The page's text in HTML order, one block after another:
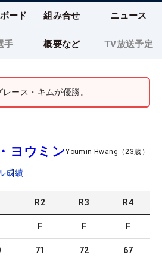
ード 組み合せ ニュース
手 概要など TV放送予定
ース・キムが優勝。
ヨウミンYoumin Hwang （ 23歳）
成績
R2 R3 R4
F F F
71 72 67